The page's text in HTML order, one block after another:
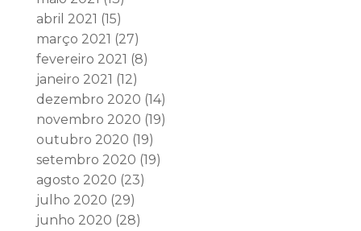
abril 2021 (15)
março 2021 (27)
fevereiro 2021 (8)
janeiro 2021 (12)
dezembro 2020 (14)
novembro 2020 (19)
outubro 2020 (19)
setembro 2020 (19)
agosto 2020 (23)
julho 2020 (29)
junho 2020 (28)